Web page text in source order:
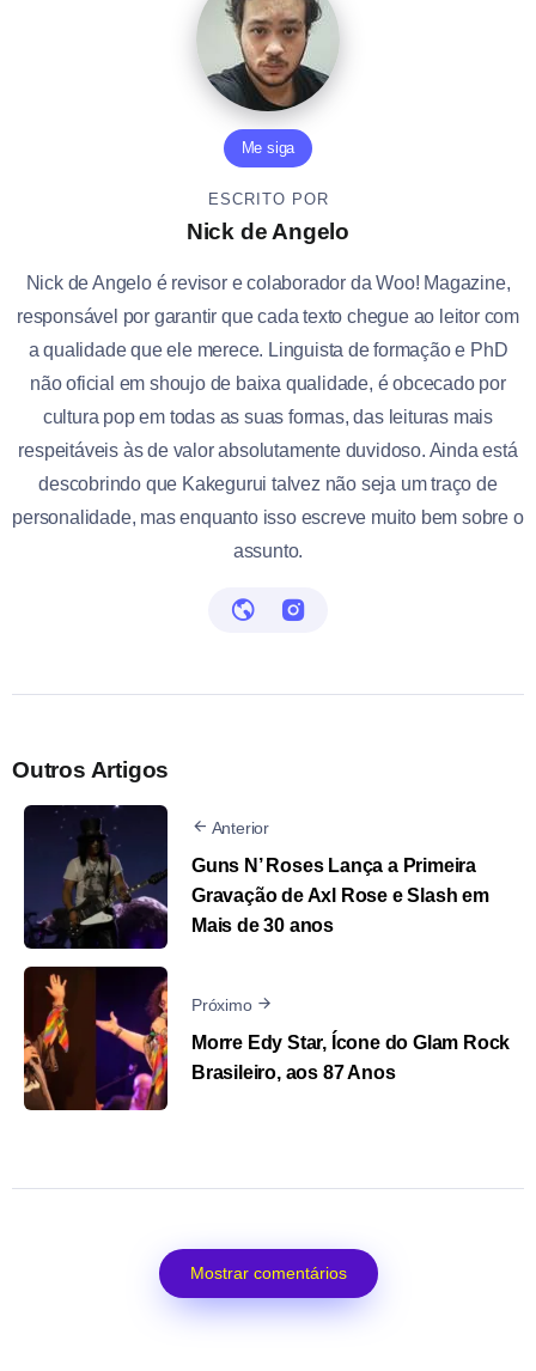
Me siga
ESCRITO POR
Nick de Angelo
Nick de Angelo é revisor e colaborador da Woo! Magazine,
responsável por garantir que cada texto chegue ao leitor com
a qualidade que ele merece. Linguista de formação e PhD
não oficial em shoujo de baixa qualidade, é obcecado por
cultura pop em todas as suas formas, das leituras mais
respeitáveis às de valor absolutamente duvidoso. Ainda está
descobrindo que Kakegurui talvez não seja um traço de
personalidade, mas enquanto isso escreve muito bem sobre o
assunto.
Outros Artigos
Anterior
Guns N’ Roses Lança a Primeira
Gravação de Axl Rose e Slash em
Mais de 30 anos
Próximo
Morre Edy Star, Ícone do Glam Rock
Brasileiro, aos 87 Anos
Mostrar comentários